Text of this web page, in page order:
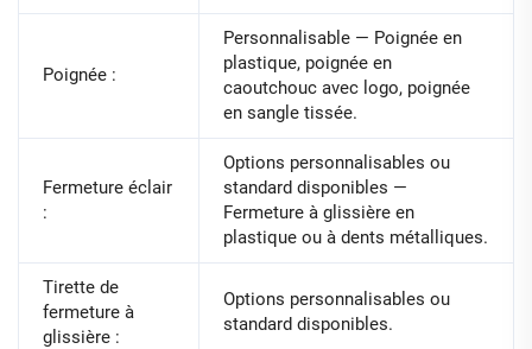
Poignée :
Personnalisable — Poignée en
plastique, poignée en
caoutchouc avec logo, poignée
en sangle tissée.
Fermeture éclair
:
Options personnalisables ou
standard disponibles —
Fermeture à glissière en
plastique ou à dents métalliques.
Tirette de
fermeture à
glissière :
Options personnalisables ou
standard disponibles.